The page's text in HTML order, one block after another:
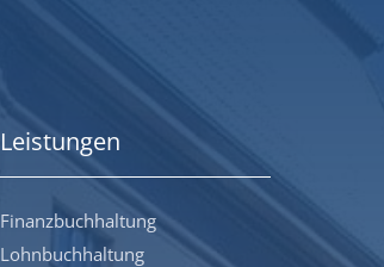
Leistungen
Finanzbuchhaltung
Lohnbuchhaltung